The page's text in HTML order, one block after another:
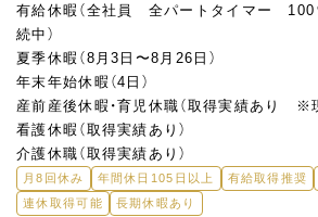
有給休暇（全社員 全パートタイマー
続中）
夏季休暇（8月3日〜8月26日）
年末年始休暇（4日）
産前産後休暇・育児休職（取得実績あり ※
看護休暇（取得実績あり）
介護休職（取得実績あり）
月8回休み 年間休日105日以上 有給取得推奨
連休取得可能
長期休暇あり